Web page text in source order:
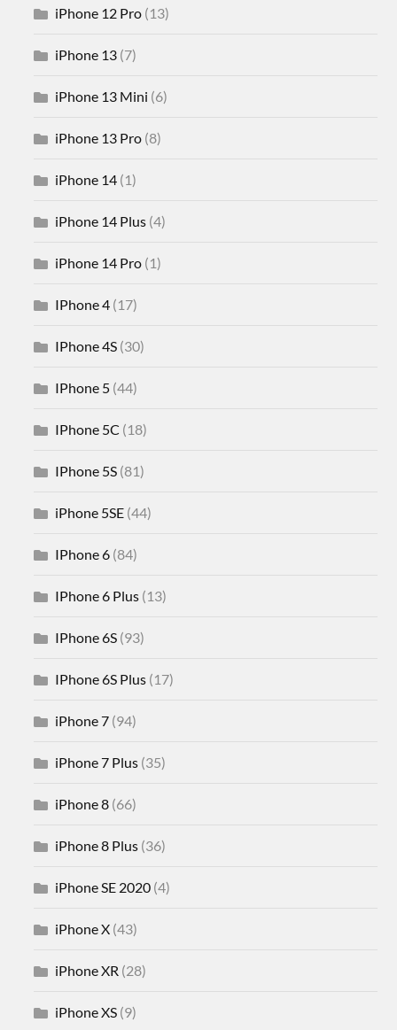
iPhone 12 Pro (13)
iPhone 13 (7)
iPhone 13 Mini (6)
iPhone 13 Pro (8)
iPhone 14 (1)
iPhone 14 Plus (4)
iPhone 14 Pro (1)
IPhone 4 (17)
IPhone 4S (30)
IPhone 5 (44)
IPhone 5C (18)
IPhone 5S (81)
iPhone 5SE (44)
IPhone 6 (84)
IPhone 6 Plus (13)
IPhone 6S (93)
IPhone 6S Plus (17)
iPhone 7 (94)
iPhone 7 Plus (35)
iPhone 8 (66)
iPhone 8 Plus (36)
iPhone SE 2020 (4)
iPhone X (43)
iPhone XR (28)
iPhone XS (9)